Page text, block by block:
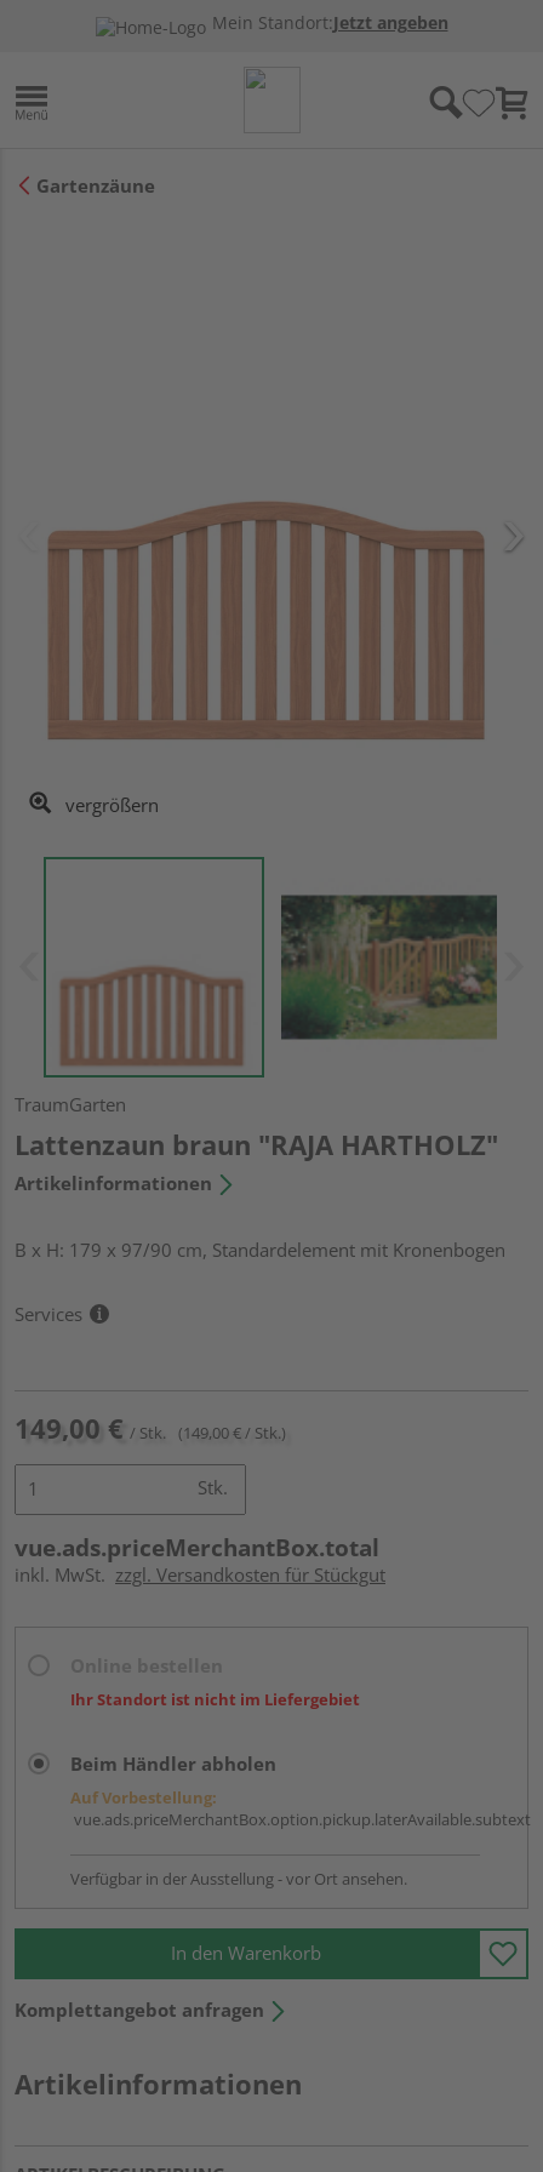
Mein Standort:Jetzt angeben
Gartenzäune
vergrößern
TraumGarten
Lattenzaun braun "RAJA HARTHOLZ"
Artikelinformationen
B x H: 179 x 97/90 cm, Standardelement mit Kronenbogen
Services
149,00 € / Stk. (149,00 € / Stk.)
Stk.
vue.ads.priceMerchantBox.total
inkl. MwSt. zzgl. Versandkosten für Stückgut
Ihr Standort ist nicht im Liefergebiet
Beim Händler abholen
Auf Vorbestellung:
vue.ads.priceMerchantBox.option.pickup.laterAvailable.subtext
Verfügbar in der Ausstellung - vor Ort ansehen.
In den Warenkorb
Komplettangebot anfragen
Artikelinformationen